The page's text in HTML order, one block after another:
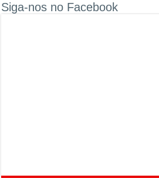
Siga-nos no Facebook